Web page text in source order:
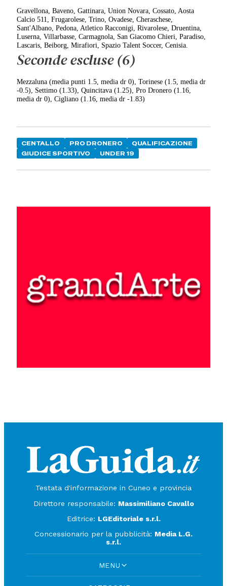
Gravellona, Baveno, Gattinara, Union Novara, Cossato, Aosta
Calcio 511, Frugarolese, Trino, Ovadese, Cheraschese,
Sant'Albano, Pedona, Atletico Racconigi, Rivarolese, Druentina,
Luserna, Villarbasse, Carmagnola, San Giacomo Chieri, Paradiso,
Lascaris, Beiborg, Mirafiori, Spazio Talent Soccer, Cenisia.
Seconde escluse (6)
Mezzaluna (media punti 1.5, media dr 0), Torinese (1.5, media dr
-0.5), Settimo (1.33), Quincitava (1.25), Pro Dronero (1.16,
media dr 0), Cigliano (1.16, media dr -1.83)
CENTALLO PRO DRONERO
QUALIFICAZIONE
GIUDICE SPORTIVO
UNDER 19
Testata d'informazione in Cuneo e provincia
Direttore responsabile: Massimiliano Cavallo
Editrice: LGEditoriale s.r.l.
Concessionario per la pubblicità: Media L.G.
s.r.l.
MENU